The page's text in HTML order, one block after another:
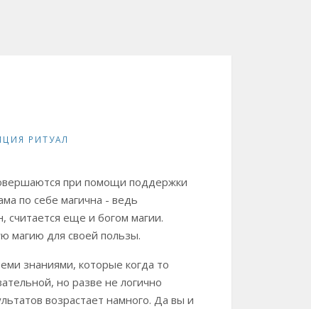
РИТУАЛ
при помощи поддержки
по себе магична - ведь
считается еще и богом магии.
магию для своей пользы.
знаниями, которые когда то
но разве не логично
возрастает намного. Да вы и